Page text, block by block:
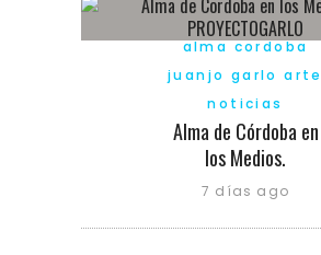
alma cordoba
juanjo garlo arte
noticias
Alma de Córdoba en
los Medios.
7 días ago